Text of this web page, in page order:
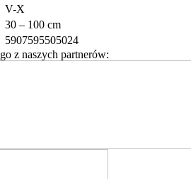
V-X
30 – 100 cm
5907595505024
z naszych partnerów: